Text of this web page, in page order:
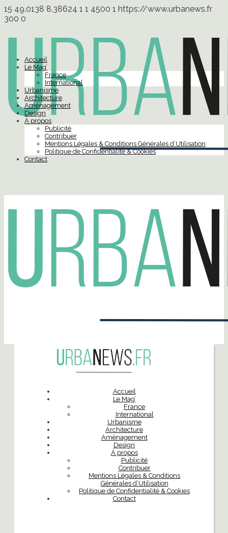
15 49.0138 8.38624 1 1 4500 1 https://www.urbanews.fr
300 0
Accueil
Le Mag’
France
International
Urbanisme
Architecture
Aménagement
Design
À propos
Publicité
Contribuer
Mentions Légales & Conditions Générales d’Utilisation
Politique de Confidentialité & Cookies
Contact
Accueil
Le Mag’
France
International
Urbanisme
Architecture
Aménagement
Design
À propos
Publicité
Contribuer
Mentions Légales & Conditions
Générales d’Utilisation
Politique de Confidentialité & Cookies
Contact